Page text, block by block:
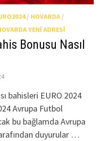
/ HOVARDA/
YENI ADRESI
Bonusu Nasıl
bahisleri EURO 2024
Avrupa Futbol
bu bağlamda Avrupa
duyurular …